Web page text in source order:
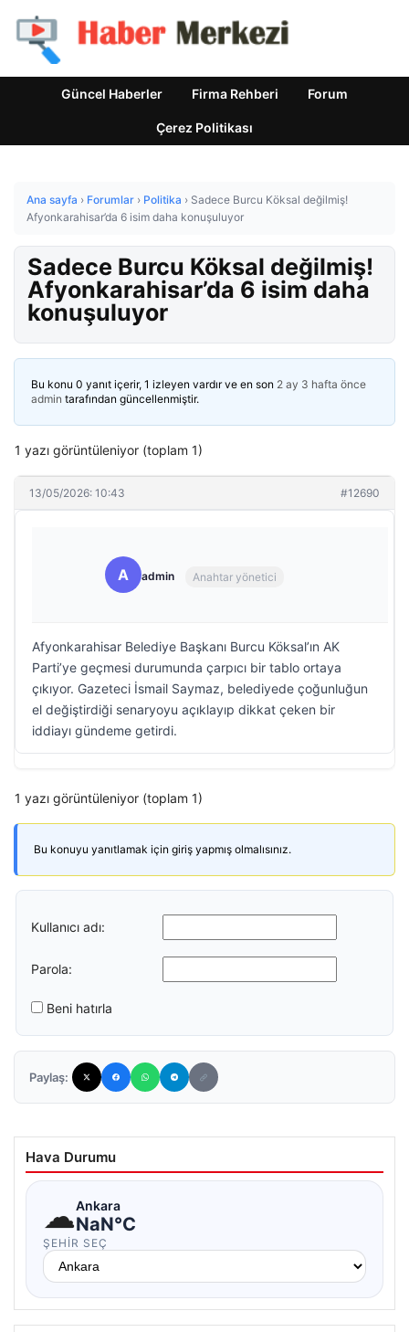
Güncel Haberler Firma Rehberi Forum
Çerez Politikası
Ana sayfa › Forumlar › Politika › Sadece Burcu Köksal değilmiş!
Afyonkarahisar’da 6 isim daha konuşuluyor
Sadece Burcu Köksal değilmiş!
Afyonkarahisar’da 6 isim daha
konuşuluyor
Bu konu 0 yanıt içerir, 1 izleyen vardır ve en son 2 ay 3 hafta önce
admin tarafından güncellenmiştir.
1 yazı görüntüleniyor (toplam 1)
13/05/2026: 10:43 #12690
A admin Anahtar yönetici
Afyonkarahisar Belediye Başkanı Burcu Köksal’ın AK
Parti’ye geçmesi durumunda çarpıcı bir tablo ortaya
çıkıyor. Gazeteci İsmail Saymaz, belediyede çoğunluğun
el değiştirdiği senaryoyu açıklayıp dikkat çeken bir
iddiayı gündeme getirdi.
1 yazı görüntüleniyor (toplam 1)
Bu konuyu yanıtlamak için giriş yapmış olmalısınız.
Kullanıcı adı:
Parola:
Beni hatırla
Paylaş:
Hava Durumu
☁Ankara
NaN°C
ŞEHIR SEÇ